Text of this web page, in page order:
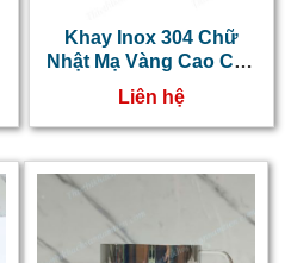
Khay Inox 304 Chữ
Nhật Mạ Vàng Cao Cấp
NT0416022
Liên hệ